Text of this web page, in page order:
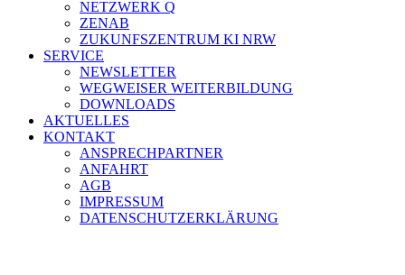
NETZWERK Q
ZENAB
ZUKUNFSZENTRUM KI NRW
SERVICE
NEWSLETTER
WEGWEISER WEITERBILDUNG
DOWNLOADS
AKTUELLES
KONTAKT
ANSPRECHPARTNER
ANFAHRT
AGB
IMPRESSUM
DATENSCHUTZERKLÄRUNG